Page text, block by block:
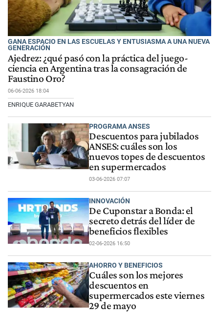
GANA ESPACIO EN LAS ESCUELAS Y ENTUSIASMA A UNA NUEVA
GENERACIÓN
Ajedrez: ¿qué pasó con la práctica del juego-
ciencia en Argentina tras la consagración de
Faustino Oro?
06-06-2026 18:04
ENRIQUE GARABETYAN
PROGRAMA ANSES
Descuentos para jubilados
ANSES: cuáles son los
nuevos topes de descuentos
en supermercados
03-06-2026 07:07
INNOVACIÓN
De Cuponstar a Bonda: el
secreto detrás del líder de
beneficios flexibles
02-06-2026 16:50
AHORRO Y BENEFICIOS
Cuáles son los mejores
descuentos en
supermercados este viernes
29 de mayo